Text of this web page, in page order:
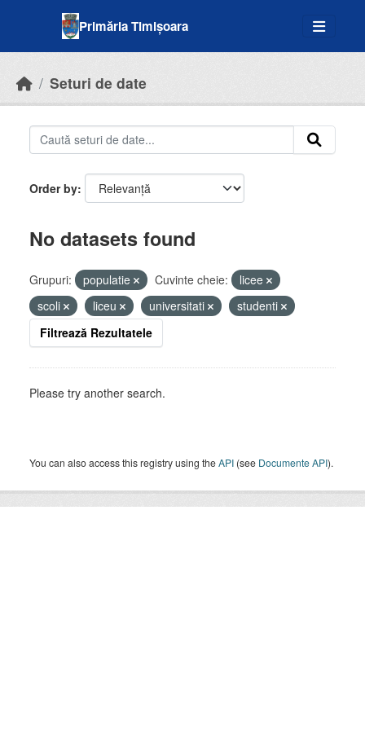
Primăria Timișoara
Seturi de date
Order by
No datasets found
Grupuri: populatie Cuvinte cheie:
licee
scoli
liceu universitati
studenti
Filtrează Rezultatele
Please try another search.
You can also access this registry using theAPI (see Documente API).